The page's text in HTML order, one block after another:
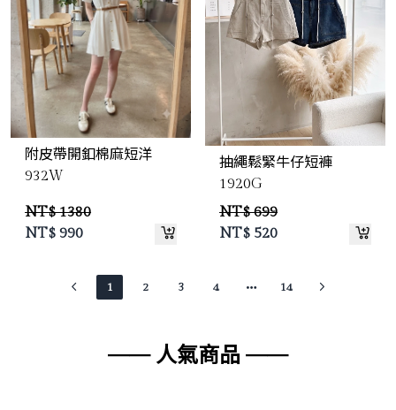
附皮帶開釦棉麻短洋
932W
NT$ 1380
NT$ 990
抽繩鬆緊牛仔短褲
1920G
NT$ 699
NT$ 520
1 2 3 4 14
—— 人氣商品 ——